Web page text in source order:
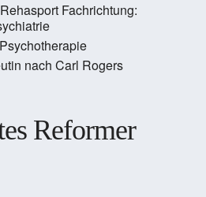
Fachrichtung:
nach Carl Rogers
Reformer